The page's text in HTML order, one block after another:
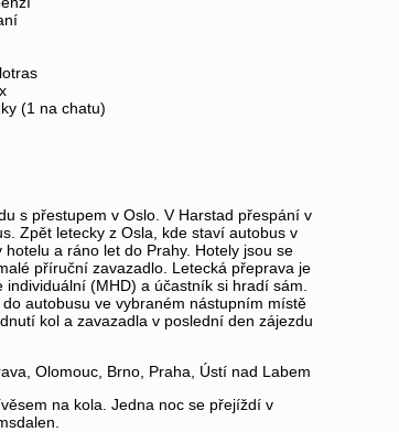
(1 na chatu)
s přestupem v Oslo. V Harstad přespání v
Zpět letecky z Osla, kde staví autobus v
a ráno let do Prahy. Hotely jsou se
příruční zavazadlo. Letecká přeprava je
(MHD) a účastník si hradí sám.
autobusu ve vybraném nástupním místě
kol a zavazadla v poslední den zájezdu
Olomouc, Brno, Praha, Ústí nad Labem
na kola. Jedna noc se přejíždí v